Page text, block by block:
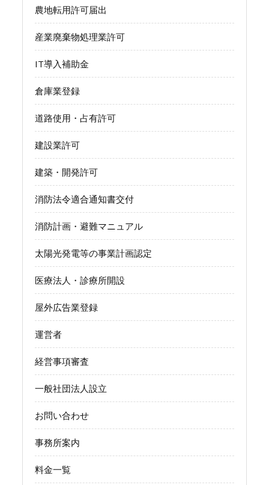
農地転用許可届出
産業廃棄物処理業許可
IT導入補助金
倉庫業登録
道路使用・占有許可
建設業許可
建築・開発許可
消防法令適合通知書交付
消防計画・避難マニュアル
太陽光発電等の事業計画認定
医療法人・診療所開設
屋外広告業登録
運営者
経営事項審査
一般社団法人設立
お問い合わせ
事務所案内
料金一覧